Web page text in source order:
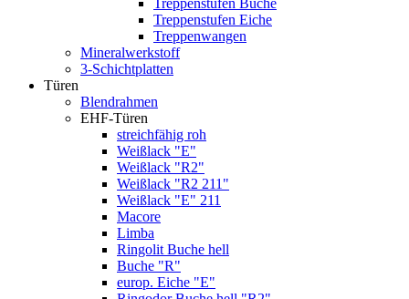
Treppenstufen Buche
Treppenstufen Eiche
Treppenwangen
Mineralwerkstoff
3-Schichtplatten
Türen
Blendrahmen
EHF-Türen
streichfähig roh
Weißlack "E"
Weißlack "R2"
Weißlack "R2 211"
Weißlack "E" 211
Macore
Limba
Ringolit Buche hell
Buche "R"
europ. Eiche "E"